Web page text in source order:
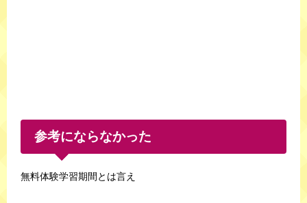
参考にならなかった
無料体験学習期間とは言え